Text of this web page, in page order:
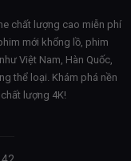
chất lượng cao miễn phí
mới khổng lồ, phim
Việt Nam, Hàn Quốc,
thể loại. Khám phá nền
lượng 4K!